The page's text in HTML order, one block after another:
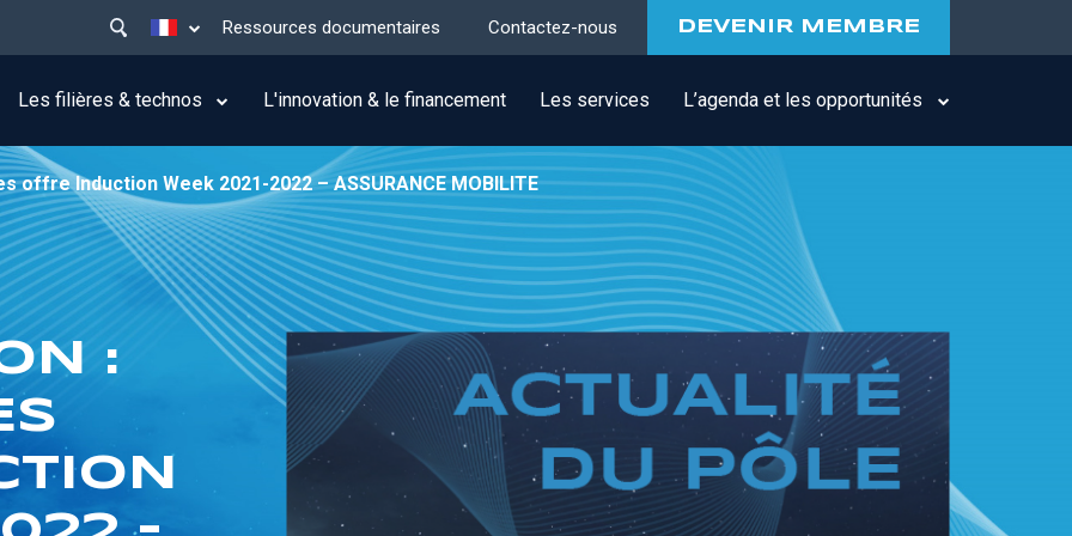
Lister les actions supplémentaires
menu
top
Ressources documentaires Contactez-nous DEVENIR MEMBRE
Les filières & technos L'innovation & le financement Les services L’agenda et les opportunités
offre Induction Week 2021-2022 – ASSURANCE MOBILITE
: